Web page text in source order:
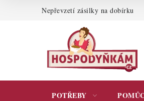
Nepřevzetí zásilky na dobírku
POTŘEBY